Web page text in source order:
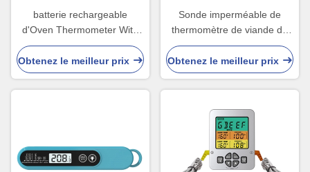
batterie rechargeable
d'Oven Thermometer With
3.7V de BARBECUE de
Digital de sonde de 120mm
Obtenez le meilleur prix
Sonde imperméable de
thermomètre de viande du
BARBECUE IP67 double
pour la nourriture de cuisine
Obtenez le meilleur prix